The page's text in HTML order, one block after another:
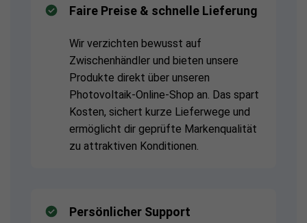
Faire Preise & schnelle Lieferung
Wir verzichten bewusst auf
Zwischenhändler und bieten unsere
Produkte direkt über unseren
Photovoltaik-Online-Shop an. Das spart
Kosten, sichert kurze Lieferwege und
ermöglicht dir geprüfte Markenqualität
zu attraktiven Konditionen.
Persönlicher Support